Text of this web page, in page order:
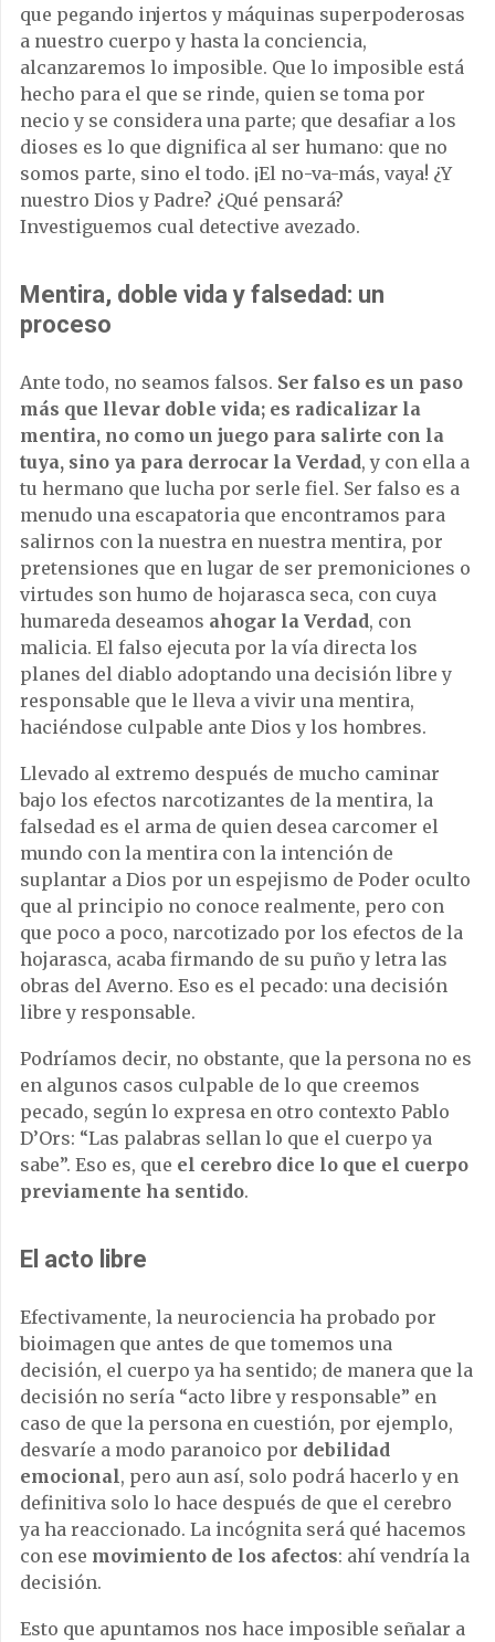
que pegando injertos y máquinas superpoderosas
a nuestro cuerpo y hasta la conciencia,
alcanzaremos lo imposible. Que lo imposible está
hecho para el que se rinde, quien se toma por
necio y se considera una parte; que desafiar a los
dioses es lo que dignifica al ser humano: que no
somos parte, sino el todo. ¡El no-va-más, vaya! ¿Y
nuestro Dios y Padre? ¿Qué pensará?
Investiguemos cual detective avezado.
Mentira, doble vida y falsedad: un
proceso
Ante todo, no seamos falsos. Ser falso es un paso
más que llevar doble vida; es radicalizar la
mentira, no como un juego para salirte con la
tuya, sino ya para derrocar la Verdad, y con ella a
tu hermano que lucha por serle fiel. Ser falso es a
menudo una escapatoria que encontramos para
salirnos con la nuestra en nuestra mentira, por
pretensiones que en lugar de ser premoniciones o
virtudes son humo de hojarasca seca, con cuya
humareda deseamos ahogar la Verdad, con
malicia. El falso ejecuta por la vía directa los
planes del diablo adoptando una decisión libre y
responsable que le lleva a vivir una mentira,
haciéndose culpable ante Dios y los hombres.
Llevado al extremo después de mucho caminar
bajo los efectos narcotizantes de la mentira, la
falsedad es el arma de quien desea carcomer el
mundo con la mentira con la intención de
suplantar a Dios por un espejismo de Poder oculto
que al principio no conoce realmente, pero con
que poco a poco, narcotizado por los efectos de la
hojarasca, acaba firmando de su puño y letra las
obras del Averno. Eso es el pecado: una decisión
libre y responsable.
Podríamos decir, no obstante, que la persona no es
en algunos casos culpable de lo que creemos
pecado, según lo expresa en otro contexto Pablo
D’Ors: “Las palabras sellan lo que el cuerpo ya
sabe”. Eso es, que el cerebro dice lo que el cuerpo
previamente ha sentido.
El acto libre
Efectivamente, la neurociencia ha probado por
bioimagen que antes de que tomemos una
decisión, el cuerpo ya ha sentido; de manera que la
decisión no sería “acto libre y responsable” en
caso de que la persona en cuestión, por ejemplo,
desvaríe a modo paranoico por debilidad
emocional, pero aun así, solo podrá hacerlo y en
definitiva solo lo hace después de que el cerebro
ya ha reaccionado. La incógnita será qué hacemos
con ese movimiento de los afectos: ahí vendría la
decisión.
Esto que apuntamos nos hace imposible señalar a